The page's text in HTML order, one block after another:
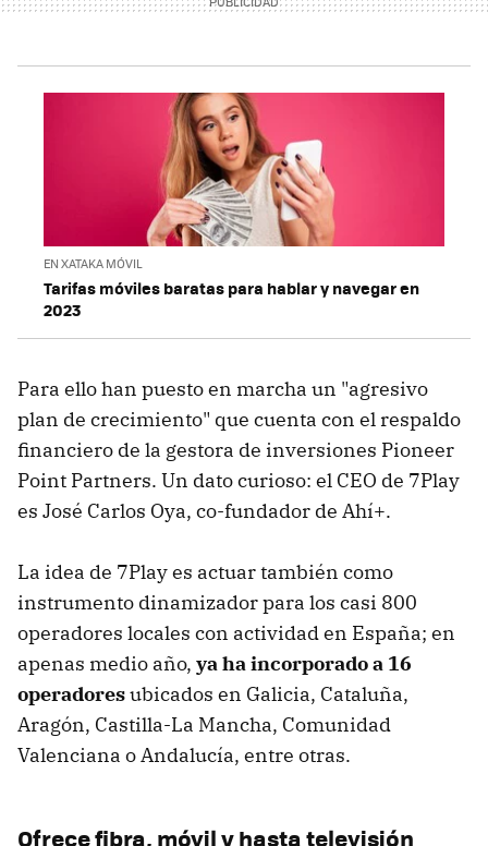
EN XATAKA MÓVIL
Tarifas móviles baratas para hablar y navegar en
2023
Para ello han puesto en marcha un "agresivo
plan de crecimiento" que cuenta con el respaldo
financiero de la gestora de inversiones Pioneer
Point Partners. Un dato curioso: el CEO de 7Play
es José Carlos Oya, co-fundador de Ahí+.
La idea de 7Play es actuar también como
instrumento dinamizador para los casi 800
operadores locales con actividad en España; en
apenas medio año, ya ha incorporado a 16
operadoresubicados en Galicia, Cataluña,
Aragón, Castilla-La Mancha, Comunidad
Valenciana o Andalucía, entre otras.
Ofrece fibra, móvil y hasta televisión